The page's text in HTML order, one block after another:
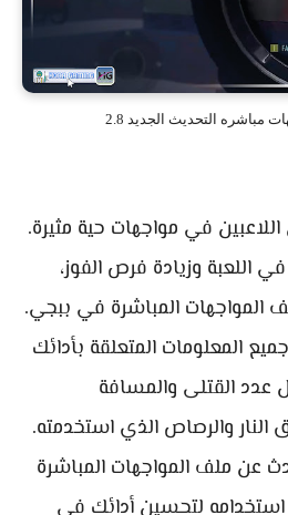
مباشره التحديث الجديد 2.8
في مواجهات حية مثيرة.
اللعبة وزيادة فرص الفوز،
المواجهات المباشرة في ببجي.
المعلومات المتعلقة بأدائك
عدد القتلى والمسافة
والرصاص الذي استخدمته.
عن ملف المواجهات المباشرة
لتحسين أدائك في